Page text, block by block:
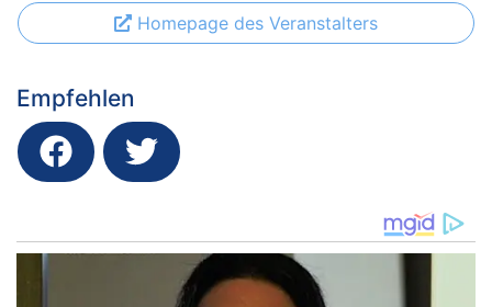
Homepage des Veranstalters
Empfehlen